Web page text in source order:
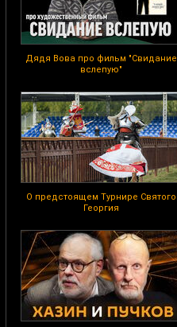
Дядя Вова про фильм "Свидание
вслепую"
О предстоящем Турнире Святого
Георгия